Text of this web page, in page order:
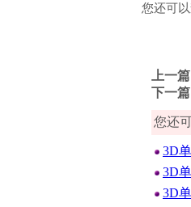
您还可
上一
下一
您还
3D
3D
3D